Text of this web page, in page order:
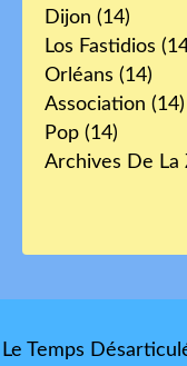
Dijon (14)
Los Fastidios
Orléans (14)
Association (14)
Pop (14)
Archives De La
Le Temps